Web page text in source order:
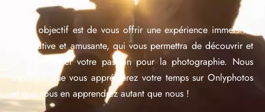
Notre objectif est de vous offrir une expérience immersive,
informative et amusante, qui vous permettra de découvrir et
de développer votre passion pour la photographie. Nous
espérons que vous apprécierez votre temps sur Onlyphotos
et que vous en apprendrez autant que nous !